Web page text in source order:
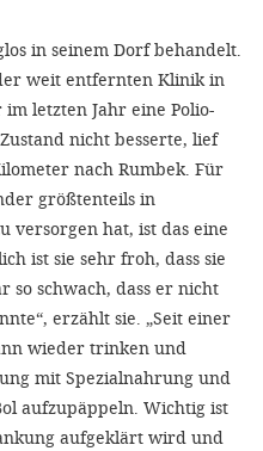
in seinem Dorf behandelt.
weit entfernten Klinik in
letzten Jahr eine Polio-
nicht besserte, lief
nach Rumbek. Für
größtenteils in
versorgen hat, ist das eine
ist sie sehr froh, dass sie
so schwach, dass er nicht
erzählt sie. „Seit einer
wieder trinken und
mit Spezialnahrung und
aufzupäppeln. Wichtig ist
aufgeklärt wird und